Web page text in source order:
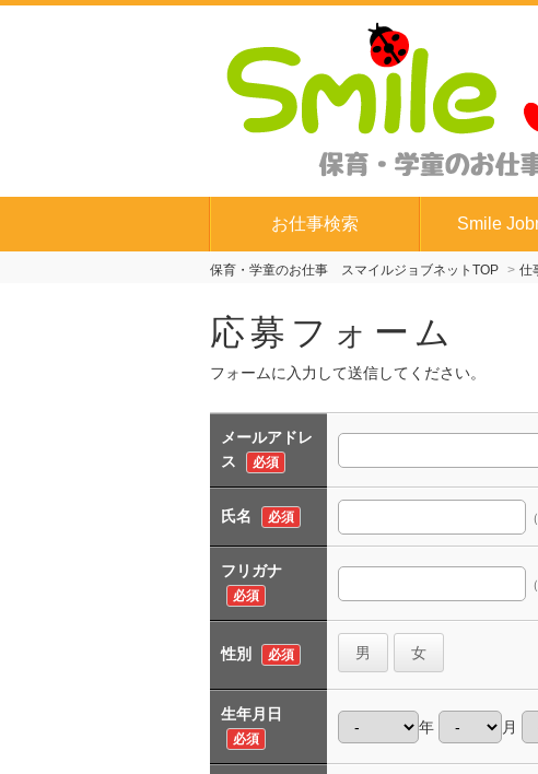
お仕事検索 Smile
保育・学童のお仕事 スマイルジョブネットTOP 仕
応募フォーム
フォームに入力して送信してください。
メールアドレ
ス
必須
氏名 必須
フリガナ
必須
性別 必須 男 女
生年月日
必須
年 月